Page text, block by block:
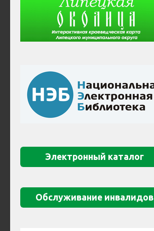
Электронный каталог
Обслуживание инвалидов